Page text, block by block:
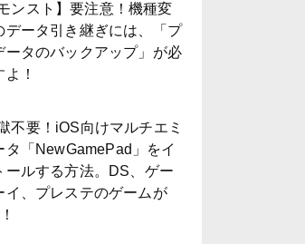
モンスト】要注意！機種変
データ引き継ぎには、「プ
ータのバックアップ」が必
！
不要！iOS向けマルチエミ
タ「NewGamePad」をイ
ールする方法。DS、ゲー
イ、プレステのゲームが